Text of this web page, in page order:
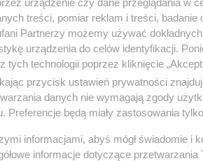
zastosowaniu jednego z
decyduje się na
z innymi osobami
Tusk traci swojego
treści, pomiar reklam i treści, badanie
Partnerzy możemy używać
urządzenia do celów identyfikacji.
tych technologii poprzez kliknięcie
przycisk ustawień prywatności
danych nie wymagają zgody
Preferencje będą miały zastosowania
informacjami, abyś mógł świadomie i
informacje dotyczące